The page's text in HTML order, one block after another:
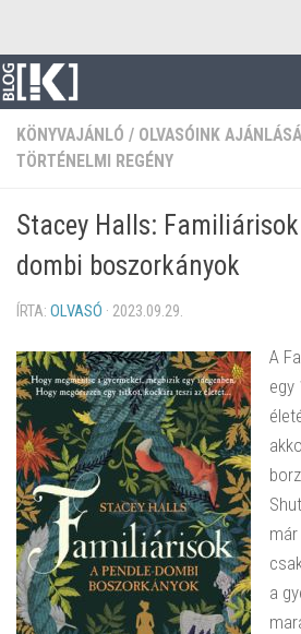
KÖNYVAJÁNLÓ / OLVASÓINK
TÖRTÉNELMI REGÉNY
Stacey Halls:
dombi boszorkányok
ÍRTA: OLVASÓ · 2023.09.29.
A
egy
a